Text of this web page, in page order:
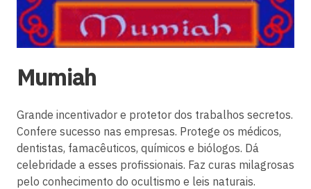
Mumiah
Grande incentivador e protetor dos trabalhos secretos.
Confere sucesso nas empresas. Protege os médicos,
dentistas, famacêuticos, químicos e biólogos. Dá
celebridade a esses profissionais. Faz curas milagrosas
pelo conhecimento do ocultismo e leis naturais.